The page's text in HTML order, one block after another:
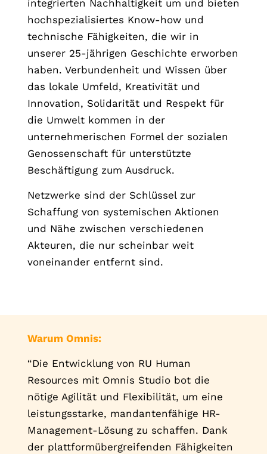
integrierten Nachhaltigkeit um und bieten
hochspezialisiertes Know-how und
technische Fähigkeiten, die wir in
unserer 25-jährigen Geschichte erworben
haben. Verbundenheit und Wissen über
das lokale Umfeld, Kreativität und
Innovation, Solidarität und Respekt für
die Umwelt kommen in der
unternehmerischen Formel der sozialen
Genossenschaft für unterstützte
Beschäftigung zum Ausdruck.
Netzwerke sind der Schlüssel zur
Schaffung von systemischen Aktionen
und Nähe zwischen verschiedenen
Akteuren, die nur scheinbar weit
voneinander entfernt sind.
Warum Omnis:
“Die Entwicklung von RU Human
Resources mit Omnis Studio bot die
nötige Agilität und Flexibilität, um eine
leistungsstarke, mandantenfähige HR-
Management-Lösung zu schaffen. Dank
der plattformübergreifenden Fähigkeiten